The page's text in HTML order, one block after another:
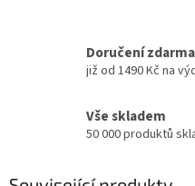
Doručení zdarma
již od 1490 Kč na
Vše skladem
50 000 produktů